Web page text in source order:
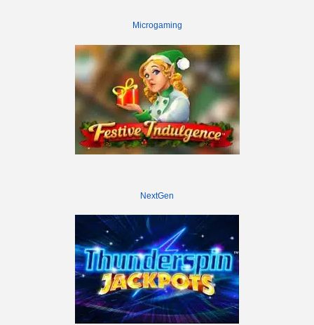
Microgaming
NextGen